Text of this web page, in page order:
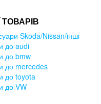
ТОВАРІВ
Skoda/Nissan/інші
до audi
до bmw
до mercedes
до toyota
до VW